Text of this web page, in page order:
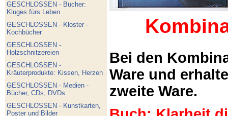
GESCHLOSSEN - Bücher:
Kluges fürs Leben
GESCHLOSSEN - Kloster -
Kochbücher
GESCHLOSSEN -
Holzschnitzereien
GESCHLOSSEN -
Kräuterprodukte: Kissen, Herzen
GESCHLOSSEN - Medien -
Bücher, CDs, DVDs
GESCHLOSSEN - Kunstkarten,
Poster und Bilder
Bei den
Ware und
zweite Ware.